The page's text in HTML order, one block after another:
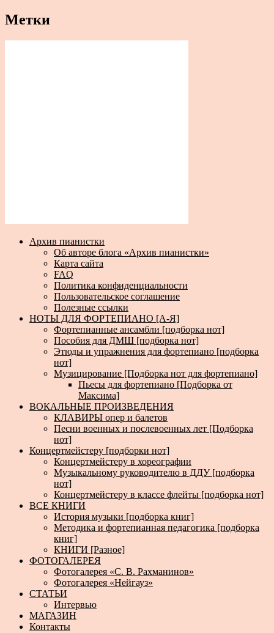
Метки
Архив пианистки
Об авторе блога «Архив пианистки»
Карта сайта
FAQ
Политика конфиденциальности
Пользовательское соглашение
Полезные ссылки
НОТЫ ДЛЯ ФОРТЕПИАНО [А-Я]
Фортепианные ансамбли [подборка нот]
Пособия для ДМШ [подборка нот]
Этюды и упражнения для фортепиано [подборка
нот]
Музицирование [Подборка нот для фортепиано]
Пьесы для фортепиано [Подборка от
Максима]
ВОКАЛЬНЫЕ ПРОИЗВЕДЕНИЯ
КЛАВИРЫ опер и балетов
Песни военных и послевоенных лет [Подборка
нот]
Концертмейстеру [подборки нот]
Концертмейстеру в хореографии
Музыкальному руководителю в ДДУ [подборка
нот]
Концертмейстеру в классе флейты [подборка нот]
ВСЕ КНИГИ
История музыки [подборка книг]
Методика и фортепианная педагогика [подборка
книг]
КНИГИ [Разное]
ФОТОГАЛЕРЕЯ
Фотогалерея «С. В. Рахманинов»
Фотогалерея «Нейгауз»
СТАТЬИ
Интервью
МАГАЗИН
Контакты